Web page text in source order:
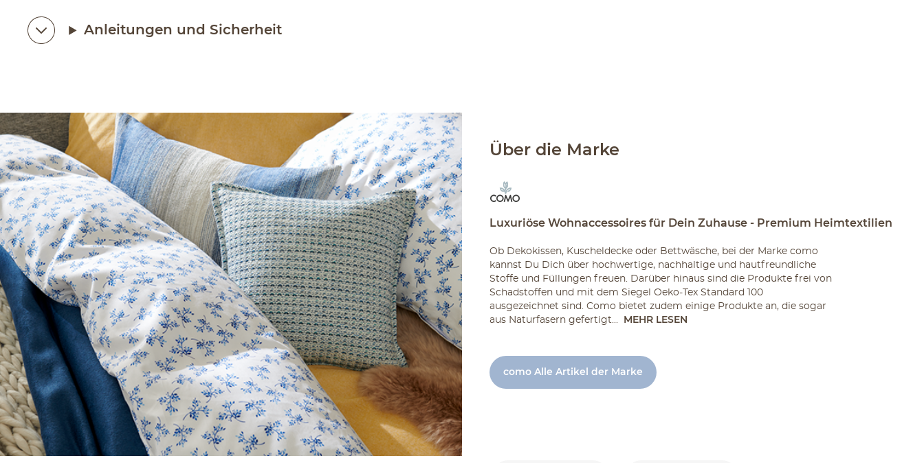
Anleitungen und Sicherheit
Über die Marke
Luxuriöse Wohnaccessoires für Dein Zuhause - Premium Heimtextilien
Ob Dekokissen, Kuscheldecke oder Bettwäsche, bei der Marke como
kannst Du Dich über hochwertige, nachhaltige und hautfreundliche
Stoffe und Füllungen freuen. Darüber hinaus sind die Produkte frei von
Schadstoffen und mit dem Siegel Oeko-Tex Standard 100
ausgezeichnet sind. Como bietet zudem einige Produkte an, die sogar
aus Naturfasern gefertigt...
MEHR LESEN
como Alle Artikel der Marke